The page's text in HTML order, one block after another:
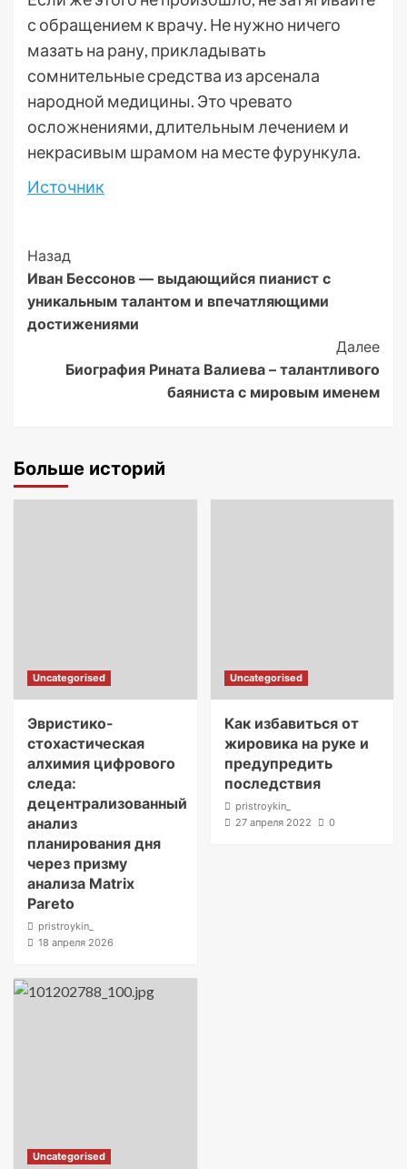
с обращением к врачу. Не нужно ничего
мазать на рану, прикладывать
сомнительные средства из арсенала
народной медицины. Это чревато
осложнениями, длительным лечением и
некрасивым шрамом на месте фурункула.
Источник
Post
Navigation
Назад
Иван Бессонов — выдающийся пианист с
уникальным талантом и впечатляющими
достижениями
Далее
Биография Рината Валиева – талантливого
баяниста с мировым именем
Больше историй
Uncategorised
Эвристико-
стохастическая
алхимия цифрового
следа:
децентрализованный
анализ
планирования дня
через призму
анализа Matrix
Pareto
pristroykin_
18 апреля 2026
Uncategorised
Как избавиться от
жировика на руке и
предупредить
последствия
pristroykin_
27 апреля 2022
0
Uncategorised